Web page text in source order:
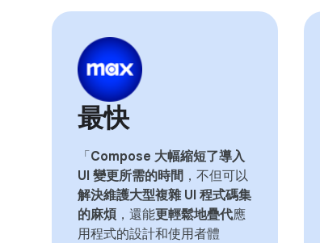
最快
「 Compose 大幅縮短了導入
UI 變更所需的時間 ，不但可以
解決維護大型複雜 UI 程式碼集
的麻煩 ，還能更輕鬆地疊代應
用程式的設計和使用者體